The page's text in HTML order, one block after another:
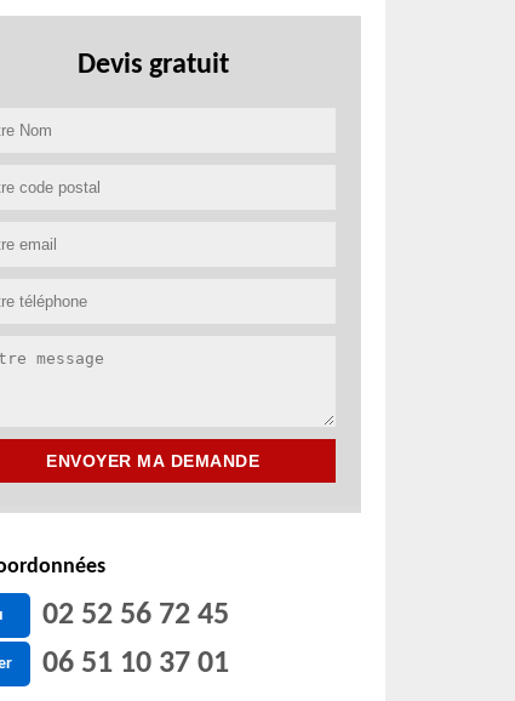
Devis gratuit
02 52 56 72 45
06 51 10 37 01